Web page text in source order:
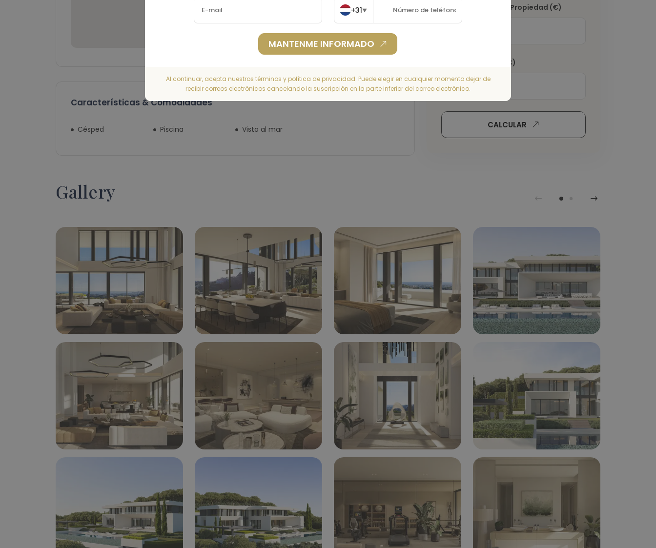
+31▼
MANTENME INFORMADO
Al continuar, acepta nuestros términos y política de privacidad. Puede elegir en cualquier momento dejar de
recibir correos electrónicos cancelando la suscripción en la parte inferior del correo electrónico.
Características & Comodidades
Césped Piscina Vista al mar
Impuesto Sobre La Propiedad (€)
(€)
CALCULAR
Gallery